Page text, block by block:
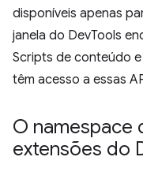
disponíveis apenas
janela do DevTools
Scripts de conteúdo
têm acesso a essas
O namespace
extensões do